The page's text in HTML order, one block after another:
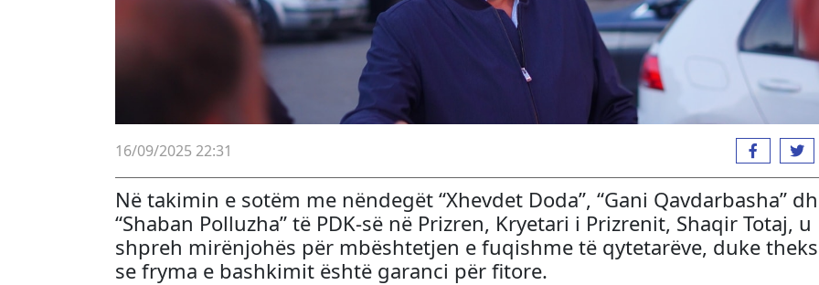
16/09/2025 22:31
Në takimin e sotëm me nëndegët “Xhevdet Doda”, “Gani Qavdarbasha”
“Shaban Polluzha” të PDK-së në Prizren, Kryetari i Prizrenit, Shaqir Totaj, u
shpreh mirënjohës për mbështetjen e fuqishme të qytetarëve, duke
se fryma e bashkimit është garanci për fitore.